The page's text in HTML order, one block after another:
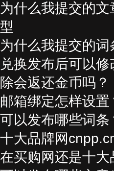
为什么我提交的
型
为什么我提交的
兑换发布后可以
除会返还金币吗？
邮箱绑定怎样设
可以发布哪些词
十大品牌网
在买购网还是十大